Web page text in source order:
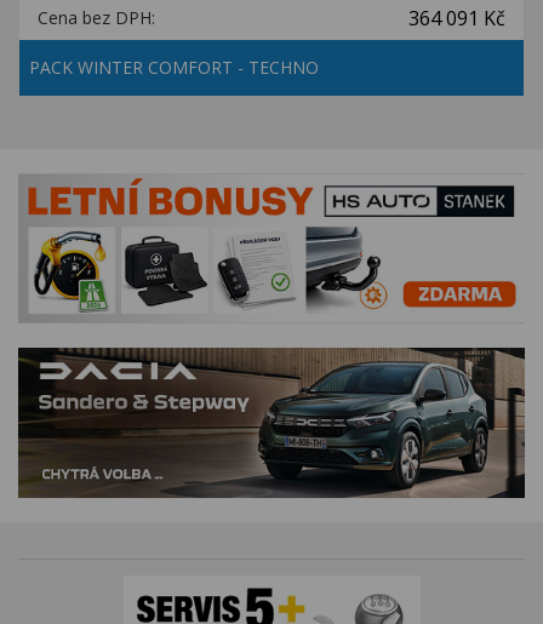
Cena bez DPH: 364 091 Kč
PACK WINTER COMFORT - TECHNO